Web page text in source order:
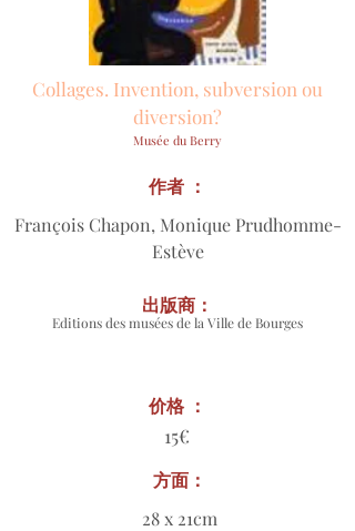
Collages. Invention, subversion ou
diversion?
Musée du Berry
François Chapon, Monique Prudhomme-
Estève
作者 ：
Editions des musées de la Ville de Bourges
出版商：
价格 ：
15€
方面：
28 x 21cm